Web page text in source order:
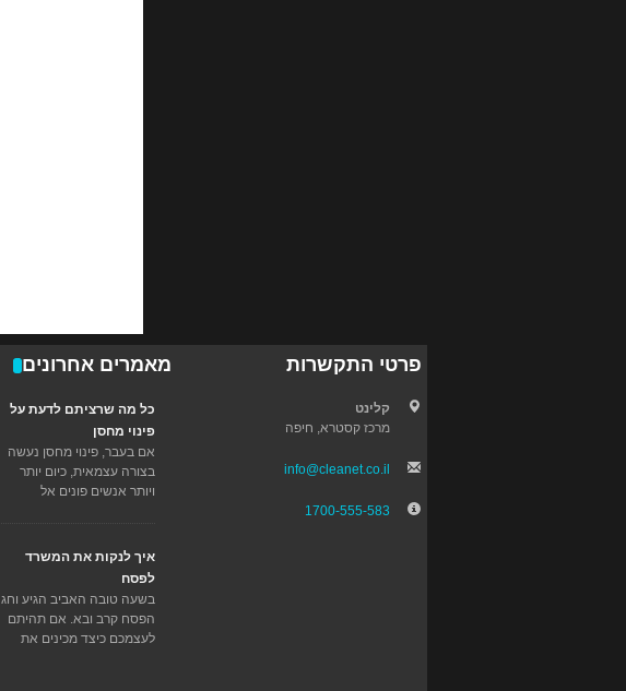
פרטי התקשרות
קלינט
מרכז קסטרא, חיפה
info@cleanet.co.il
1700-555-583
מאמרים אחרונים
כל מה שרציתם לדעת על
פינוי מחסן
אם בעבר, פינוי מחסן נעשה
בצורה עצמאית, כיום יותר
ויותר אנשים פונים אל
איך לנקות את המשרד
לפסח
בשעה טובה האביב הגיע וחג
הפסח קרב ובא. אם תהיתם
לעצמכם כיצד מכינים את